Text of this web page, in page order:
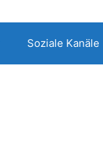
Soziale Kanäle